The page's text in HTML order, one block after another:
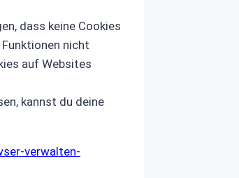
dass keine Cookies
nicht
auf Websites
kannst du deine
verwalten-